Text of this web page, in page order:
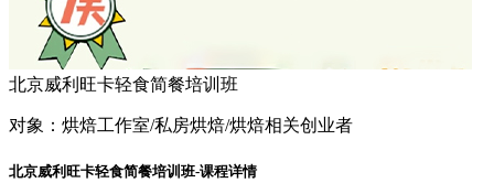
北京威利旺卡轻食简餐培训班
对象： 烘焙工作室/私房烘焙/烘焙相关创业者
北京威利旺卡轻食简餐培训班-课程详情